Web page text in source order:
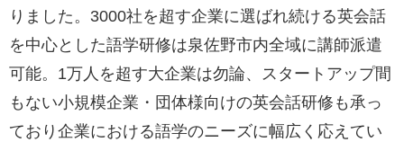
りました。3000社を超す企業に選ばれ続ける英会話
を中心とした語学研修は泉佐野市内全域に講師派遣
可能。1万人を超す大企業は勿論、スタートアップ間
もない小規模企業・団体様向けの英会話研修も承っ
ており企業における語学のニーズに幅広く応えてい